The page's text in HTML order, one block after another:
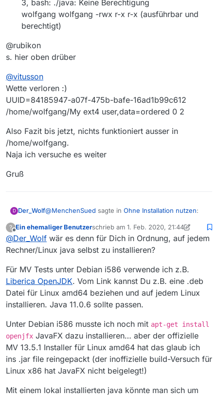
3, bash: ./java: Keine Berechtigung
wolfgang wolfgang -rwx r-x r-x (ausführbar und
berechtigt)
@rubikon
s. hier oben drüber
@vitusson
Wette verloren :)
UUID=84185947-a07f-475b-bafe-16ad1b99c612
/home/wolfgang/My ext4 user,data=ordered 0 2
Also Fazit bis jetzt, nichts funktioniert ausser in
/home/wolfgang.
Naja ich versuche es weiter
Gruß
D Der_Wolf@MenchenSued sagte in Ohne Installation nutzen:
@Der_Wolf
Ich habe es gerade mal ausprobiert.
1 tar.gz in /home/user/temp ausgepackt.
2 Wechsel in /home/user/temp/MediathekView
3 Terminal öffnen
4 Befehl eingeben:
/home/user/temp/MediathekView/jre/bin/java -
jar MediathekView.jar mediathekview
Damit wird ein neues Verzeichnis
mediathekview angelegt und alle Einstellungen
werden dort gespeichert.
Da dem Ordner mediathekview der absolute
Pfad fehlt, wird es dort angelegt, wo Du den
Befehl eingibst.
1 - 4 = genauso gemacht
Befehl von4angepasst eingegeben:
/home/wolfgang/My/Temp/MediathekView/jre/bin/j
ava -jar MediathekView.jar mediathekview .
Eigentlich müsste sich dann dasmediathekview
(nicht mediathek3 ???) in Temp anlegen oder?
Das wäre ja schon falsch. Aber es hat eh nicht
funktioniert.
Dann habe ich noch die Versuche wie oben
U.a. den Befehl in /home/wolfgang/My/Apps
gestartet. Hat nicht geklappt.
@MenchenSuedsagte in Ohne Installation nutzen:
Im
/home/wolfgang/My/Temp/MediathekView/jre/b
in/: ./java -version
Liefert normalerweise
$> ./java -version
OpenJDK Runtime Environment
Ist klar:
/home/wolfgang/My/Temp/MediathekView/jre/b
in
3, bash: ./java: Keine Berechtigung
@rubikon
s. hier oben drüber
Wette verloren :)
?
Offline
Ein ehemaliger Benutzerschrieb am 1. Feb. 2020, 21:44
zuletzt editiert von Ein ehemaliger
@Der_Wolf wär es denn für Dich in Ordnung, auf jedem
Rechner/Linux java selbst zu installieren?
Für MV Tests unter Debian i586 verwende ich z.B.
Liberica OpenJDK. Vom Link kannst Du z.B. eine .deb
Datei für Linux amd64 beziehen und auf jedem Linux
installieren. Java 11.0.6 sollte passen.
Unter Debian i586 musste ich noch mit apt-get install
openjfx JavaFX dazu installieren… aber der offizielle
MV 13.5.1 Installer für Linux amd64 hat das glaub ich
ins .jar file reingepackt (der inoffizielle build-Versuch für
Linux x86 hat JavaFX nicht beigelegt!)
Mit einem lokal installierten java könnte man sich um